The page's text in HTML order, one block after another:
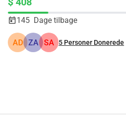
145 Dage tilbage
AD ZA SA 5 Personer Donerede